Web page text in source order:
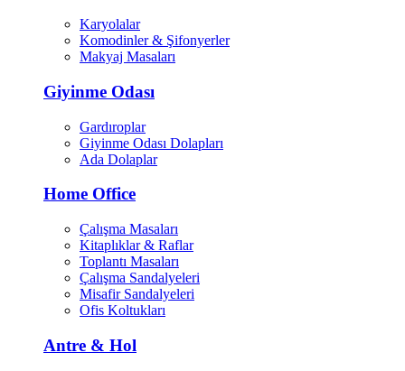
Karyolalar
Komodinler & Şifonyerler
Makyaj Masaları
Giyinme Odası
Gardıroplar
Giyinme Odası Dolapları
Ada Dolaplar
Home Office
Çalışma Masaları
Kitaplıklar & Raflar
Toplantı Masaları
Çalışma Sandalyeleri
Misafir Sandalyeleri
Ofis Koltukları
Antre & Hol